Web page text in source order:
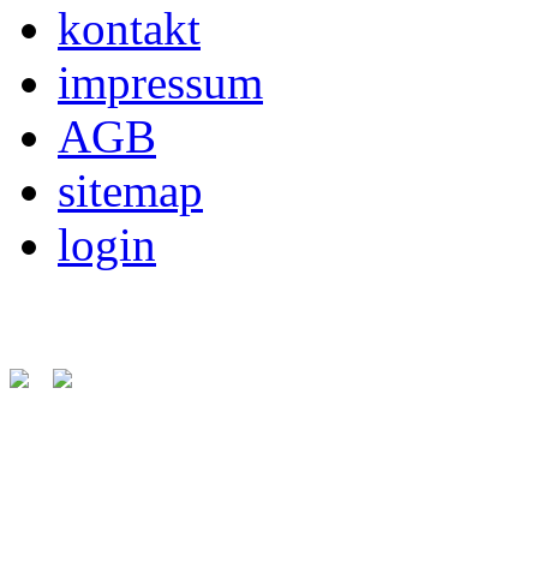
kontakt
impressum
AGB
sitemap
login